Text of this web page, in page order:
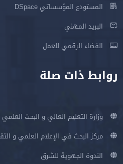
المستودع المؤسساتي DSpace
البريد المهني
الفضاء الرقمي للعمل
روابط ذات صلة
وزارة التعليم العالي و البحث العلمي
مركز البحث في الإعلام العلمي و
الندوة الجهوية للشرق